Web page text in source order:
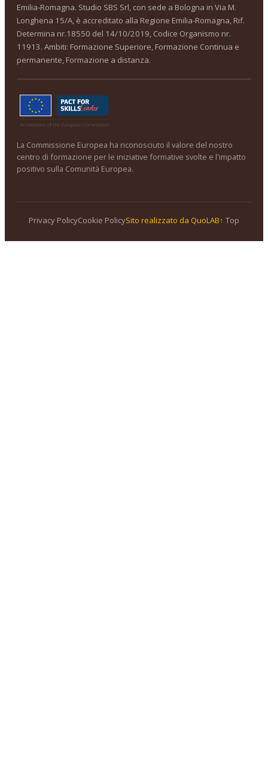
Emilia-Romagna. Studio SBS Srl, con sede a Bologna in Via M.
Longhena 15/A, è accreditato alla Regione Emilia-Romagna, Rif.
Determina nr.18550 del 14/10/2019, Codice Organismo nr.
11913. Ambiti: Formazione Superiore, Formazione Continua e
permanente, Formazione a distanza.
La Commissione Europea ha riconosciuto il valore del nostro
centro di formazione per le iniziative formative svolte e l'impatto
positivo sulla Comunità Europea.
Privacy PolicyCookie PolicySito realizzato da QuoLAB↑ Top